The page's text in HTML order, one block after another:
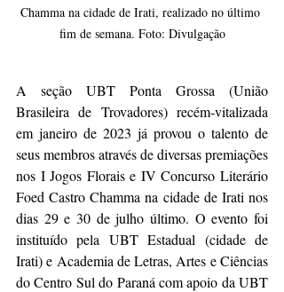
Chamma na cidade de Irati, realizado no último
fim de semana. Foto: Divulgação
A seção UBT Ponta Grossa (União
Brasileira de Trovadores) recém-vitalizada
em janeiro de 2023 já provou o talento de
seus membros através de diversas premiações
nos I Jogos Florais e IV Concurso Literário
Foed Castro Chamma na cidade de Irati nos
dias 29 e 30 de julho último. O evento foi
instituído pela UBT Estadual (cidade de
Irati) e Academia de Letras, Artes e Ciências
do Centro Sul do Paraná com apoio da UBT